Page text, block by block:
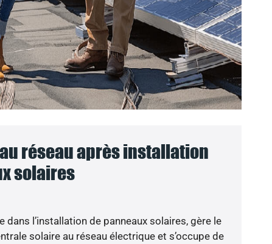
réseau après installation
solaires
dans l’installation de panneaux solaires, gère le
solaire au réseau électrique et s’occupe de